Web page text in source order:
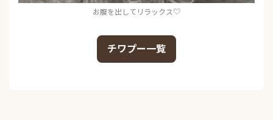
お腹を出してリラックス♡
チワプー一覧